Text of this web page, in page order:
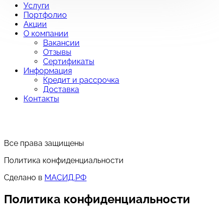
Услуги
Портфолио
Акции
О компании
Вакансии
Отзывы
Сертификаты
Информация
Кредит и рассрочка
Доставка
Контакты
Все права защищены
Политика конфиденциальности
Сделано в МАСИД.РФ
Политика конфиденциальности